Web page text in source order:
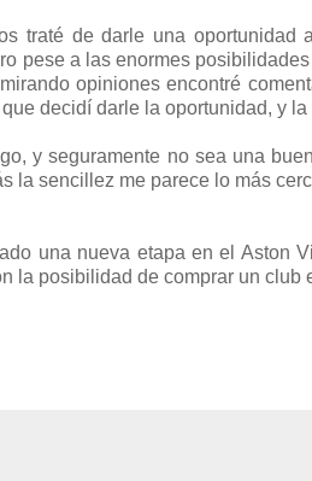
traté de darle una
pese a las enormes
opiniones encontré
decidí darle la oportunidad, y
y seguramente no sea una
la sencillez me parece lo más
una nueva etapa en el Aston
la posibilidad de comprar un